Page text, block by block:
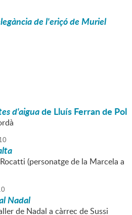
de l'eriçó de Muriel
d'aiguade Lluís Ferran de Pol
(personatge de la Marcela a
Nadal
de Nadal a càrrec de Sussi